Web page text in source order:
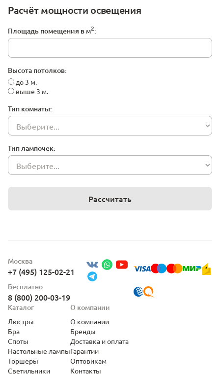
Расчёт мощности освещения
Площадь помещения в м2:
Высота потолков:
до 3 м.
выше 3 м.
Тип комнаты:
Тип лампочек:
Рассчитать
Москва
+7 (495) 125-02-21
Бесплатно
8 (800) 200-03-19
Каталог
Люстры
Бра
Споты
Настольные лампы
Торшеры
Светильники
О компании
О компании
Бренды
Доставка и оплата
Гарантии
Оптовикам
Контакты